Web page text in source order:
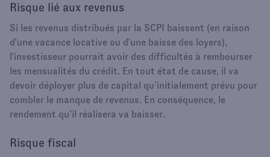
Risque lié aux revenus
Si les revenus distribués par la SCPI baissent (en raison
d'une vacance locative ou d'une baisse des loyers),
l'investisseur pourrait avoir des difficultés à rembourser
les mensualités du crédit. En tout état de cause, il va
devoir déployer plus de capital qu’initialement prévu pour
combler le manque de revenus. En conséquence, le
rendement qu’il réalisera va baisser.
Risque fiscal